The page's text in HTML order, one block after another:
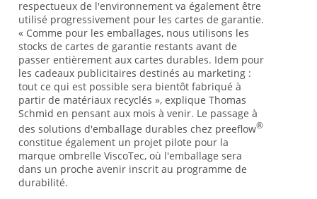
respectueux de l'environnement va également être
utilisé progressivement pour les cartes de garantie.
« Comme pour les emballages, nous utilisons les
stocks de cartes de garantie restants avant de
passer entièrement aux cartes durables. Idem pour
les cadeaux publicitaires destinés au marketing :
tout ce qui est possible sera bientôt fabriqué à
partir de matériaux recyclés », explique Thomas
Schmid en pensant aux mois à venir. Le passage à
des solutions d'emballage durables chez preeflow®
constitue également un projet pilote pour la
marque ombrelle ViscoTec, où l'emballage sera
dans un proche avenir inscrit au programme de
durabilité.